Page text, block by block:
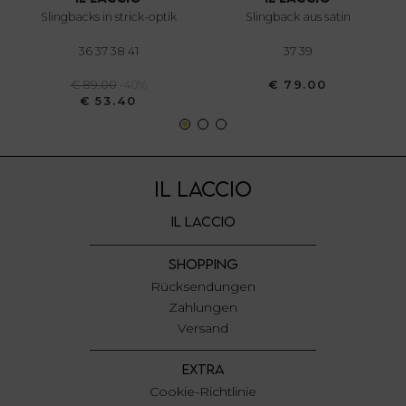
annunci, per fornire funzionalità dei social media e per
analizzare il nostro traffico. Condividiamo inoltre
informazioni sul modo in cui utilizza il nostro sito con i
pubblicità e social media, i quali potrebbero combinarle
con altre informazioni che ha fornito loro o che hanno
slingbacks in strick-optik
36 37 38 41
€ 89.00
-40%
€ 53.40
slingback aus satin
37 39
€ 79.00
IL LACCIO
IL LACCIO
SHOPPING
Rücksendungen
Zahlungen
Versand
EXTRA
Cookie-Richtlinie